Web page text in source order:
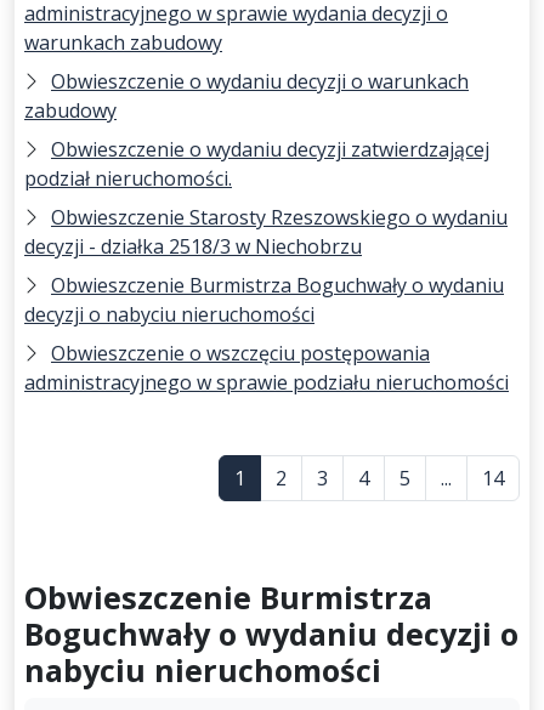
administracyjnego w sprawie wydania decyzji o
warunkach zabudowy
Obwieszczenie o wydaniu decyzji o warunkach
zabudowy
Obwieszczenie o wydaniu decyzji zatwierdzającej
podział nieruchomości.
Obwieszczenie Starosty Rzeszowskiego o wydaniu
decyzji - działka 2518/3 w Niechobrzu
Obwieszczenie Burmistrza Boguchwały o wydaniu
decyzji o nabyciu nieruchomości
Obwieszczenie o wszczęciu postępowania
administracyjnego w sprawie podziału nieruchomości
1 2 3 4 5 ... 14
Obwieszczenie Burmistrza
Boguchwały o wydaniu decyzji o
nabyciu nieruchomości